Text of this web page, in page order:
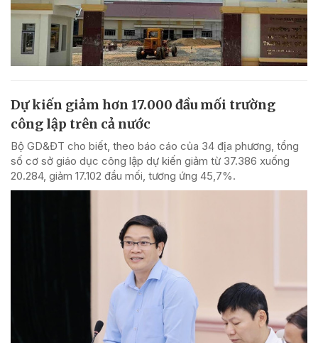
Dự kiến giảm hơn 17.000 đầu mối trường
công lập trên cả nước
Bộ GD&ĐT cho biết, theo báo cáo của 34 địa phương, tổng
số cơ sở giáo dục công lập dự kiến giảm từ 37.386 xuống
20.284, giảm 17.102 đầu mối, tương ứng 45,7%.